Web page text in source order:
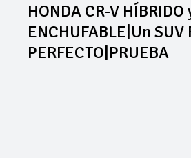
HONDA CR-V HÍBRIDO
ENCHUFABLE|Un
PERFECTO|PRUEBA